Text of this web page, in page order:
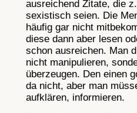
ausreichend Zitate, die
sexistisch seien. Die
häufig gar nicht
diese dann aber lesen
schon ausreichen. Man
nicht manipulieren,
überzeugen. Den einen
da nicht, aber man
aufklären, informieren.